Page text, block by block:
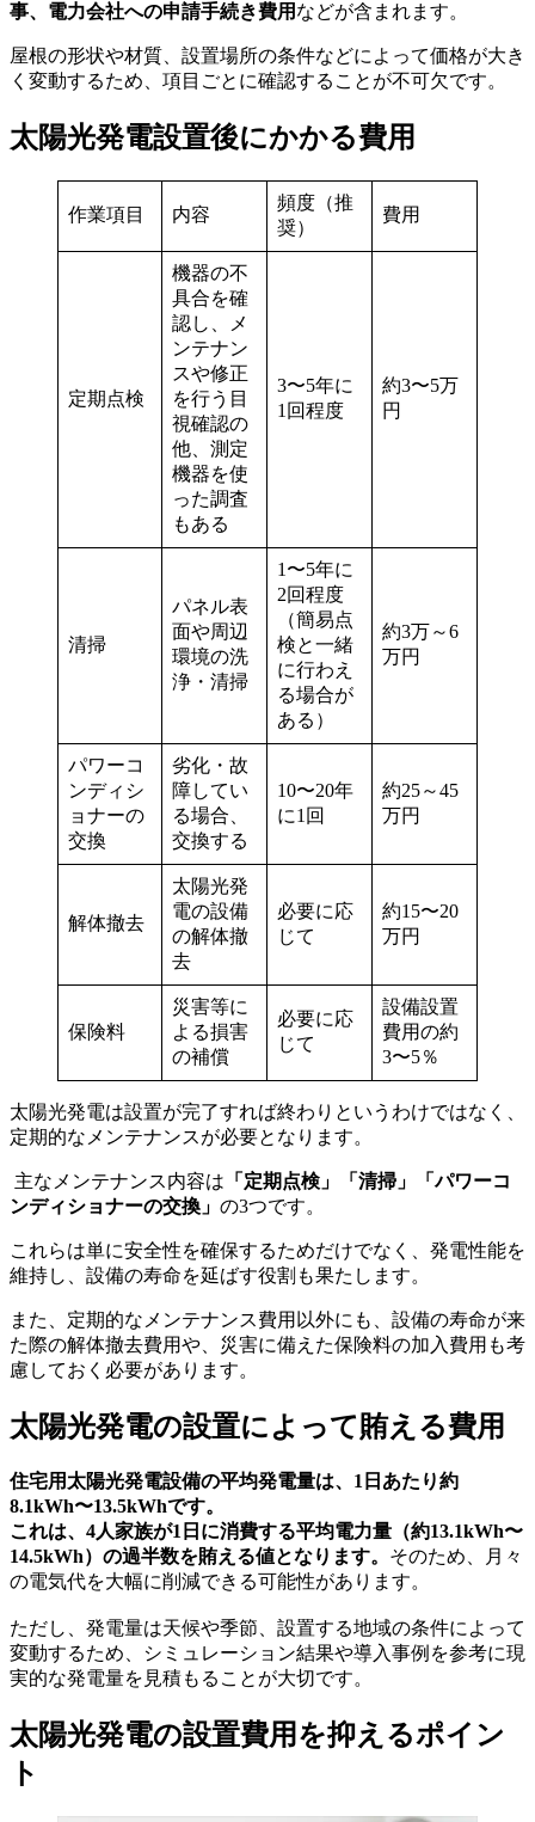
事、電力会社への申請手続き費用 などが含まれます。
屋根の形状や材質、設置場所の条件などによって価格が大き
く変動するため、項目ごとに確認することが不可欠です。
太陽光発電設置後にかかる費用
作業項目 内容
頻度（推
奨）
費用
定期点検
機器の不
具合を確
認し、メ
ンテナン
スや修正
を行う目
視確認の
他、測定
機器を使
った調査
もある
3〜5年に
1回程度
約3〜5万
円
清掃
パネル表
面や周辺
環境の洗
浄・清掃
1〜5年に
2回程度
（簡易点
検と一緒
に行わえ
る場合が
ある）
約3万～6
万円
パワーコ
ンディシ
ョナーの
交換
劣化・故
障してい
る場合、
交換する
10〜20年
に1回
約25～45
万円
解体撤去
太陽光発
電の設備
の解体撤
去
必要に応
じて
約15〜20
万円
保険料
災害等に
よる損害
の補償
必要に応
じて
設備設置
費用の約
3〜5％
太陽光発電は設置が完了すれば終わりというわけではなく、
定期的なメンテナンスが必要となります。
主なメンテナンス内容は 「定期点検」「清掃」「パワーコ
ンディショナーの交換」 の3つです。
これらは単に安全性を確保するためだけでなく、発電性能を
維持し、設備の寿命を延ばす役割も果たします。
また、定期的なメンテナンス費用以外にも、設備の寿命が来
た際の解体撤去費用や、災害に備えた保険料の加入費用も考
慮しておく必要があります。
太陽光発電の設置によって賄える費用
住宅用太陽光発電設備の平均発電量は、1日あたり約
8.1kWh〜13.5kWhです。
これは、4人家族が1日に消費する平均電力量（約13.1kWh〜
14.5kWh）の過半数を賄える値となります。 そのため、月々
の電気代を大幅に削減できる可能性があります。
ただし、発電量は天候や季節、設置する地域の条件によって
変動するため、シミュレーション結果や導入事例を参考に現
実的な発電量を見積もることが大切です。
太陽光発電の設置費用を抑えるポイン
ト